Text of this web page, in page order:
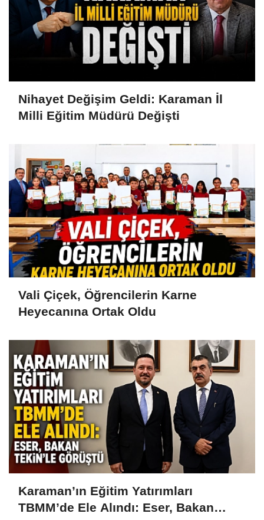
Nihayet Değişim Geldi: Karaman İl
Milli Eğitim Müdürü Değişti
Vali Çiçek, Öğrencilerin Karne
Heyecanına Ortak Oldu
Karaman’ın Eğitim Yatırımları
TBMM’de Ele Alındı: Eser, Bakan